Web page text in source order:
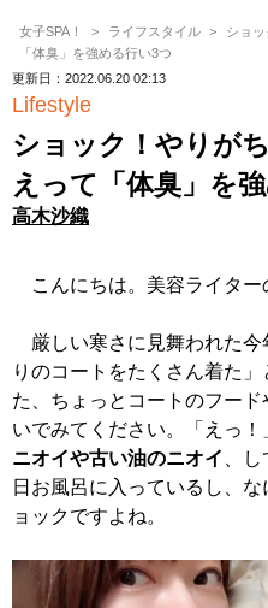
女子SPA！ ライフスタイル
ショ
「体臭」を強める行い3つ
更新日：2022.06.20 02:13
Lifestyle
ショック！やりが
えって「体臭」を
高木沙織
こんにちは。美容ライター
厳しい寒さに見舞われた今
りのコートをたくさん着た
た、ちょっとコートのフー
いでみてください。「えっ！
ニオイや古い油のニオイ
、
日お風呂に入っているし、
ョックですよね。